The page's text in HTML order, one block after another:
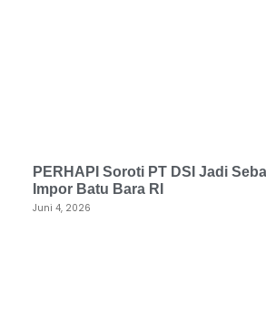
PERHAPI Soroti PT DSI Jadi
Impor Batu Bara RI
Juni 4, 2026